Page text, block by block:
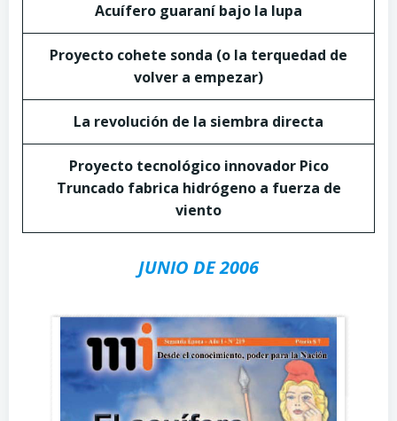
Acuífero guaraní bajo la lupa
Proyecto cohete sonda (o la terquedad de
volver a empezar)
La revolución de la siembra directa
Proyecto tecnológico innovador Pico
Truncado fabrica hidrógeno a fuerza de
viento
JUNIO DE 2006